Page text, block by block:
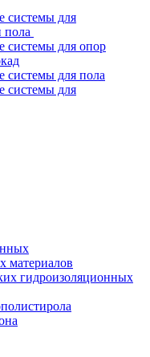
системы для
пола
системы для опор
системы для пола
системы для
материалов
гидроизоляционных